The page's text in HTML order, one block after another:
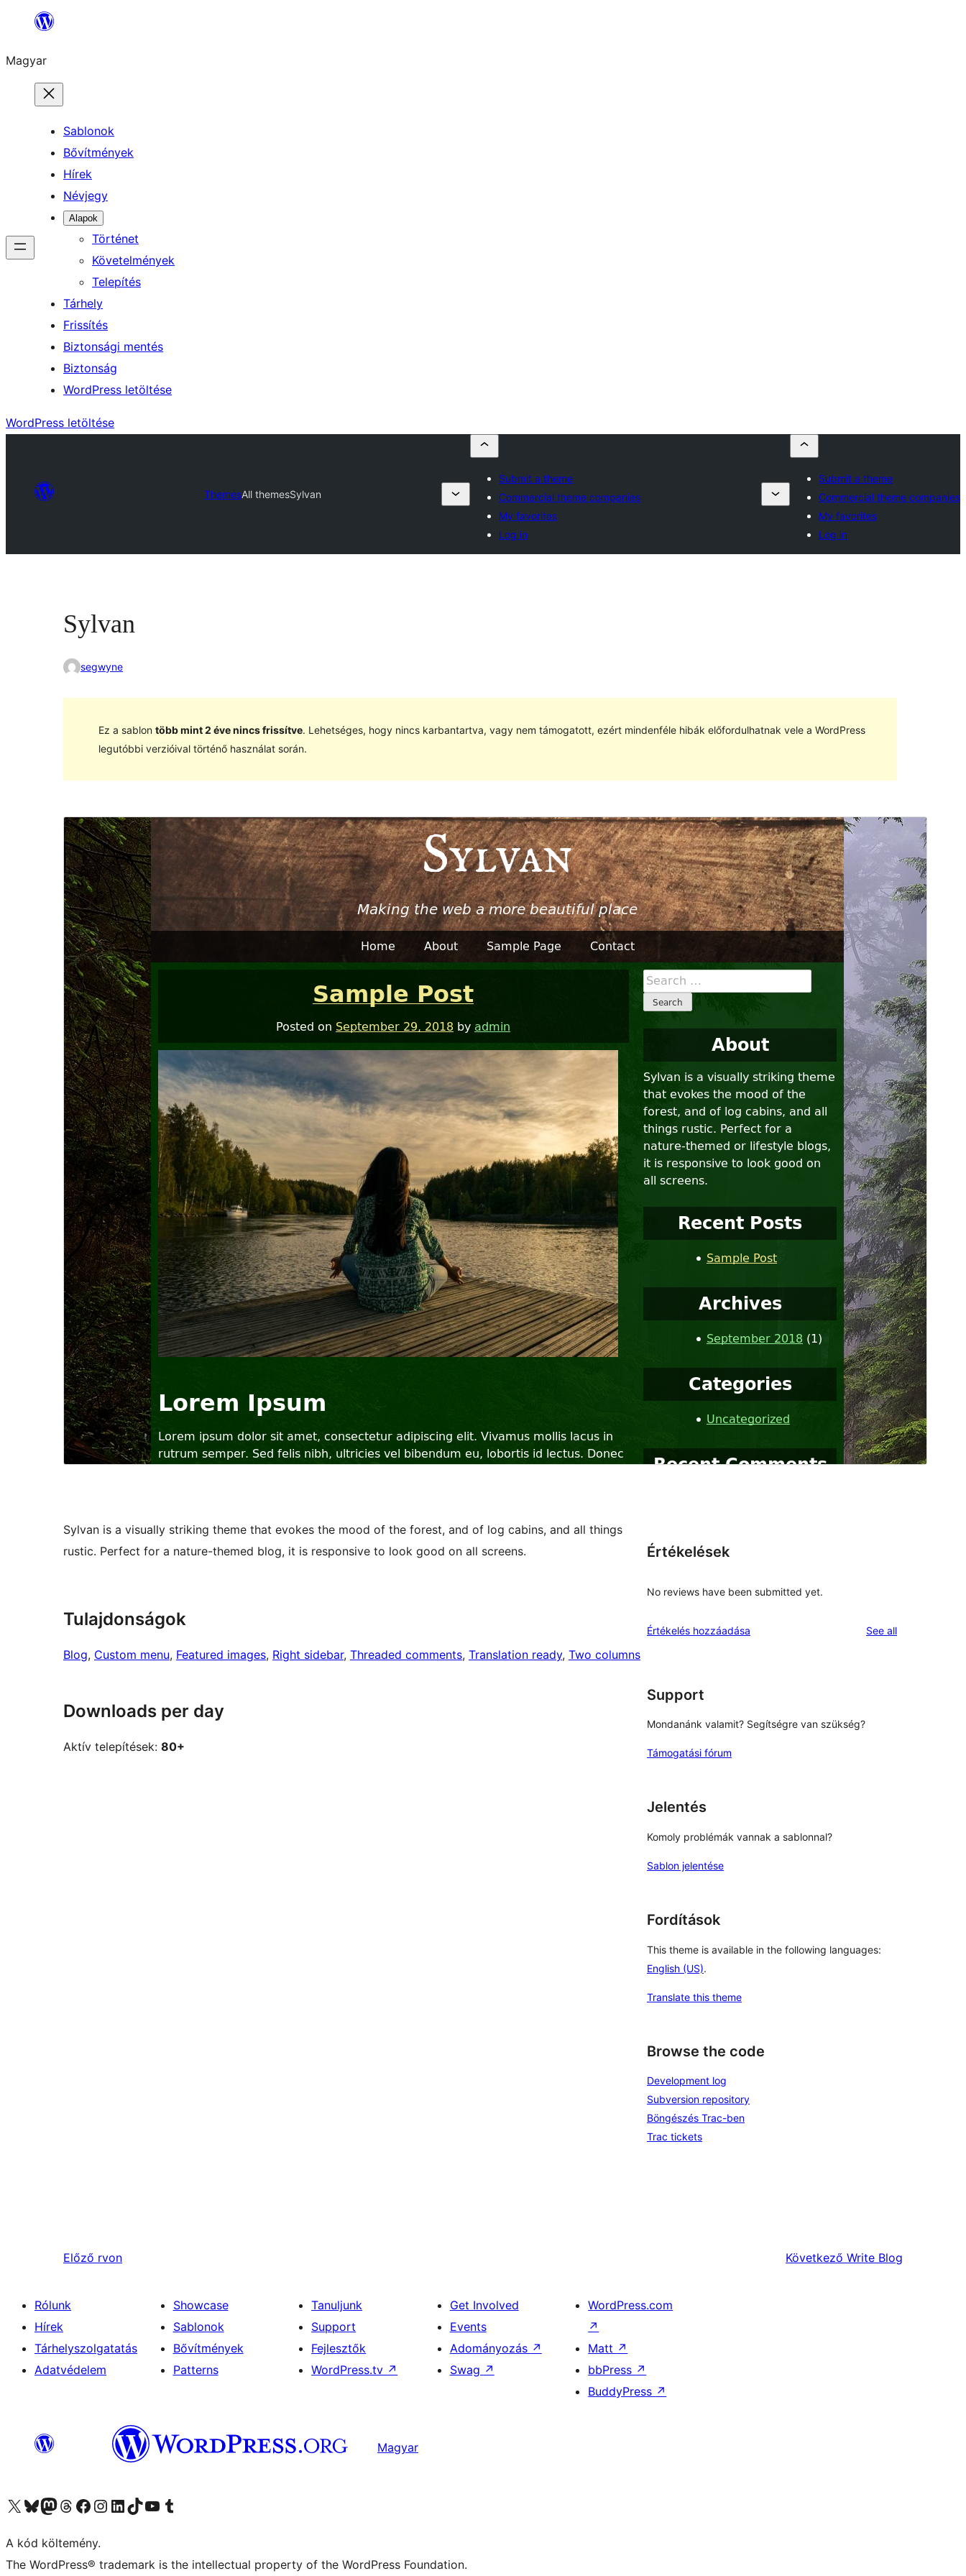
Ugrás
tartalomhoz
Magyar
Sablonok
Bővítmények
Hírek
Névjegy
Alapok
Történet
Követelmények
Telepítés
Tárhely
Frissítés
Biztonsági mentés
Biztonság
WordPress letöltése
WordPress letöltése
ThemesAll themesSylvan
Submit a theme
Commercial theme companies
My favorites
Log in
Submit a theme
Commercial theme companies
My favorites
Log in
Sylvan
segwyne
Ez a sablon több mint 2 éve nincs frissítve. Lehetséges, hogy nincs karbantartva, vagy nem támogatott, ezért mindenféle hibák előfordulhatnak vele a WordPress
legutóbbi verzióival történő használat során.
ElőnézetLetöltés
Verzió
2.1.11
Last updated
2018.11.29.
Active installations
80+
WordPress version
4.5
Sylvan is a visually striking theme that evokes the mood of the forest, and of log cabins, and all things
rustic. Perfect for a nature-themed blog, it is responsive to look good on all screens.
Tulajdonságok
Blog, Custom menu, Featured images, Right sidebar, Threaded comments, Translation ready, Two columns
Downloads per day
Aktív telepítések: 80+
Értékelések
No reviews have been submitted yet.
Értékelés hozzáadása See allreviews
Support
Mondanánk valamit? Segítségre van szükség?
Támogatási fórum
Jelentés
Komoly problémák vannak a sablonnal?
Sablon jelentése
Fordítások
This theme is available in the following languages:
English (US).
Translate this theme
Browse the code
Development log
Subversion repository
Böngészés Trac-ben
Trac tickets
Előző rvon Következő Write Blog
Rólunk
Hírek
Tárhelyszolgatatás
Adatvédelem
Showcase
Sablonok
Bővítmények
Patterns
Tanuljunk
Support
Fejlesztők
WordPress.tv ↗
Get Involved
Events
Adományozás ↗
Swag ↗
WordPress.com
↗
Matt ↗
bbPress ↗
BuddyPress ↗
Magyar
Visit our X (formerly Twitter) account
Visit our Bluesky account
Twitter csatornánk
Visit our Threads account
Facebook oldalunk megtekintése
Visit our Instagram account
Visit our LinkedIn account
Visit our TikTok account
Visit our YouTube channel
Visit our Tumblr account
A kód költemény.
The WordPress® trademark is the intellectual property of the WordPress Foundation.